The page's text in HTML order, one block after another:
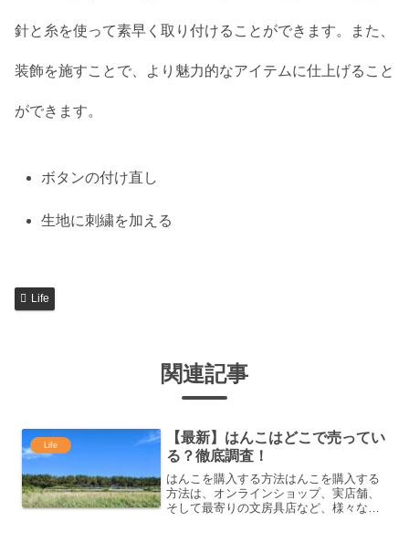
針と糸を使って素早く取り付けることができます。また、
装飾を施すことで、より魅力的なアイテムに仕上げること
ができます。
ボタンの付け直し
生地に刺繍を加える
Life
関連記事
Life
【最新】はんこはどこで売ってい
る？徹底調査！
はんこを購入する方法はんこを購入する
方法は、オンラインショップ、実店舗、
そして最寄りの文房具店など、様々な方